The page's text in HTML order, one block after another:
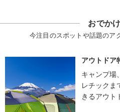
おでか
今注目のスポットや話題のア
アウトドア
キャンプ場
レチックま
きるアウト